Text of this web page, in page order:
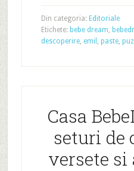
Din categoria: Editoriale
Etichete: bebe dream,
descoperire, emil , paste,
Casa
seturi de
versete